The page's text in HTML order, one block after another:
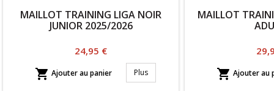
MAILLOT TRAINING LIGA NOIR
JUNIOR 2025/2026
Prix
24,95 €
 Ajouter au panier Plus
MAILLOT
Prix
 Ajouter au